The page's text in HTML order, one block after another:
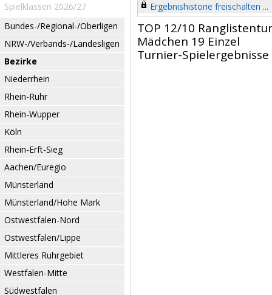
Spielklassen 2026/27
Bundes-/Regional-/Oberligen
NRW-/Verbands-/Landesligen
Bezirke
Niederrhein
Rhein-Ruhr
Rhein-Wupper
Köln
Rhein-Erft-Sieg
Aachen/Euregio
Münsterland
Münsterland/Hohe Mark
Ostwestfalen-Nord
Ostwestfalen/Lippe
Mittleres Ruhrgebiet
Westfalen-Mitte
Südwestfalen
Ergebnishistorie freischalten ...
TOP 12/10
Mädchen 19 Einzel
Turnier-Spielergebnisse